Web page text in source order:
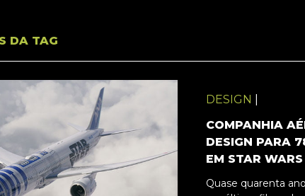
DA TAG
DESIGN
COMPANHIA
DESIGN PARA
EM STAR WARS
Quase quarenta